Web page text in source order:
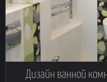
Дизайн ванной